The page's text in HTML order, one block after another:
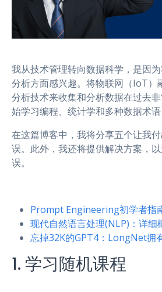
我从技术管理转向数据科学，是因
分析方面感兴趣。将物联网（IoT）
分析技术来收集和分析数据在过去
始学习编程、统计学和多种数据术语
在这篇博客中，我将分享五个让我
误。此外，我还将提供解决方案，
误。
Prompt Engineering初学者指
现代自然语言处理(NLP)：详细
忘掉32K的GPT4：LongNet拥
1. 学习随机课程